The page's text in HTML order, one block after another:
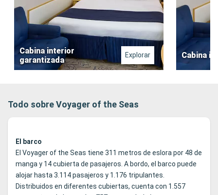
Cabina interior
garantizada
Explorar Cabina
Todo sobre Voyager of the Seas
El barco
El Voyager of the Seas tiene 311 metros de eslora por 48 de
manga y 14 cubierta de pasajeros. A bordo, el barco puede
alojar hasta 3.114 pasajeros y 1.176 tripulantes.
Distribuidos en diferentes cubiertas, cuenta con 1.557